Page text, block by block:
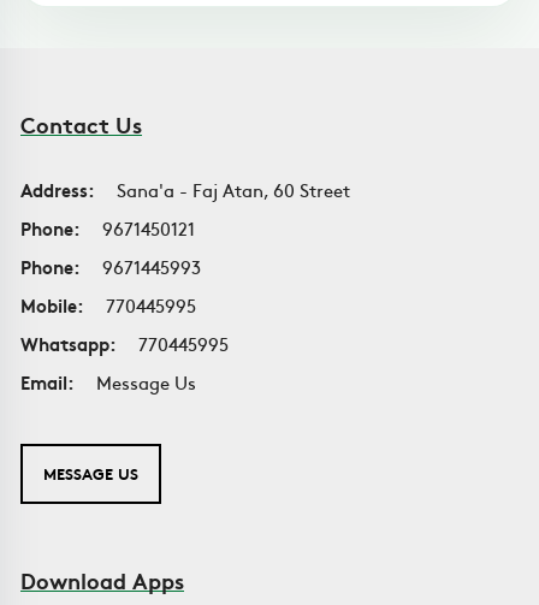
Contact Us
Address:
Sana'a - Faj Atan, 60 Street
Phone:
9671450121
Phone:
9671445993
Mobile:
770445995
Whatsapp:
770445995
Email:
Message Us
MESSAGE US
Download Apps